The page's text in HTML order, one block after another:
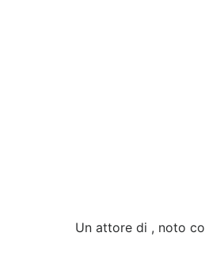
Un attore di , noto